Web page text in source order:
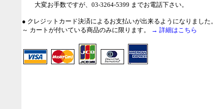
大変お手数ですが、03-3264-5399 までお電話下さい。
● クレジットカード決済によるお支払いが出来るようになりました。
～ カートが付いている商品のみに限ります。
→ 詳細はこちら